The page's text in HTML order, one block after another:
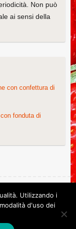
Non può
ai sensi della
con confettura di
fonduta di
ColorlibPowered by
Utilizzando i
d'uso dei